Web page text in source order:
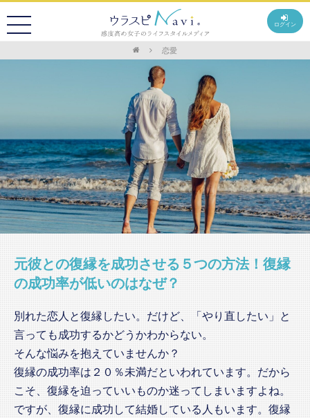
ログイン
恋愛
元彼との復縁を成功させる５つの方法！復縁
の成功率が低いのはなぜ？
別れた恋人と復縁したい。だけど、「やり直したい」と
言っても成功するかどうかわからない。
そんな悩みを抱えていませんか？
復縁の成功率は２０％未満だといわれています。だから
こそ、復縁を迫っていいものか迷ってしまいますよね。
ですが、復縁に成功して結婚している人もいます。復縁